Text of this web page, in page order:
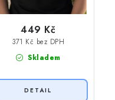
Skladem
371 Kč bez DPH
449 Kč